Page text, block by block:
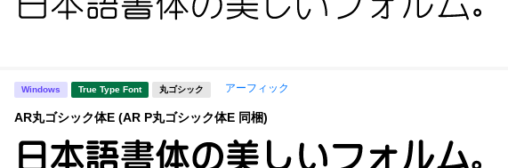
Windows True Type Font 丸ゴシック アーフィック
AR丸ゴシック体E (AR P丸ゴシック体E 同梱)